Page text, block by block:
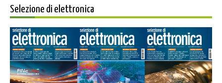
Selezione di elettronica